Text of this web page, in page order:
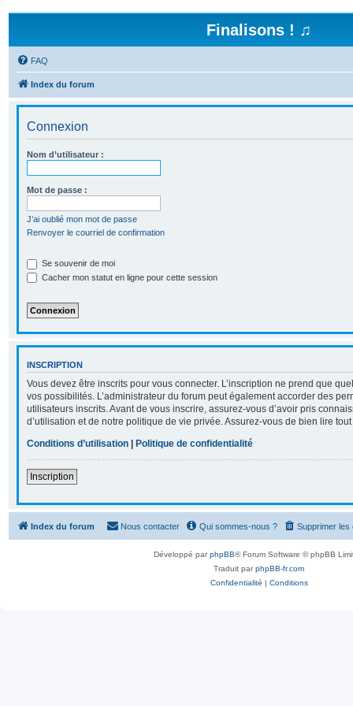
Finalisons ! ♫
FAQ
Index du forum
Connexion
Nom d’utilisateur :
Mot de passe :
J’ai oublié mon mot de passe
Renvoyer le courriel de confirmation
Se souvenir de moi
Cacher mon statut en ligne pour cette session
INSCRIPTION
Vous devez être inscrits pour vous connecter. L’inscription ne prend que
vos possibilités. L’administrateur du forum peut également accorder des
utilisateurs inscrits. Avant de vous inscrire, assurez-vous d’avoir pris
d’utilisation et de notre politique de vie privée. Assurez-vous de bien lire
Conditions d’utilisation | Politique de confidentialité
Inscription
Index du forum Supprimer les
Qui sommes-nous ?
Nous contacter
Développé parphpBB® Forum Software © phpBB
Traduit parphpBB-fr.com
Confidentialité | Conditions